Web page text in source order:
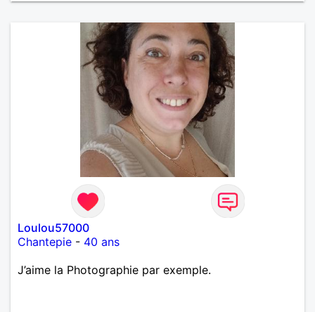
Loulou57000
Chantepie - 40 ans
J’aime la Photographie par exemple.